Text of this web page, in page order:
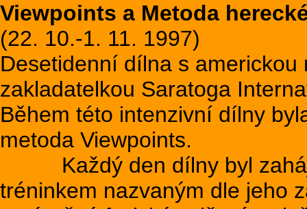
Viewpoints a Metoda
(22. 10.-1. 11. 1997)
Desetidenní dílna s americkou
zakladatelkou Saratoga
Během této intenzivní dílny
metoda Viewpoints.
Každý den dílny byl
tréninkem nazvaným dle jeho